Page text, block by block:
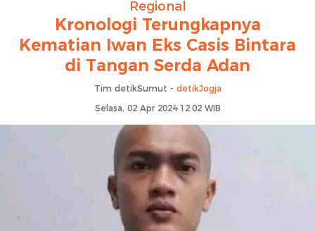
Regional
Kronologi Terungkapnya
Kematian Iwan Eks Casis Bintara
di Tangan Serda Adan
Tim detikSumut - detikJogja
Selasa, 02 Apr 2024 12:02 WIB